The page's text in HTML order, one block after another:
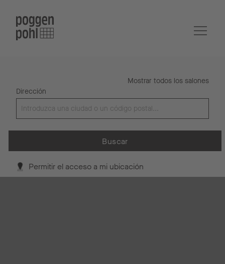
Mostrar todos los salones
Dirección
Buscar
Permitir el acceso a mi ubicación